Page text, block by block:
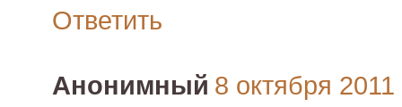
Ответить
Анонимный 8 октября 2011